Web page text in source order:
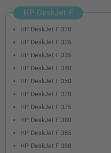
HP DeskJet F
HP DeskJet F 310
HP DeskJet F 325
HP DeskJet F 335
HP DeskJet F 340
HP DeskJet F 350
HP DeskJet F 370
HP DeskJet F 375
HP DeskJet F 380
HP DeskJet F 385
HP DeskJet F 388